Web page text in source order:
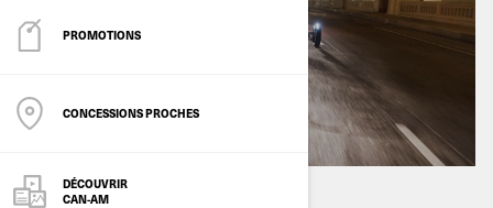
PROMOTIONS
CONCESSIONS PROCHES
DÉCOUVRIR
CAN-AM